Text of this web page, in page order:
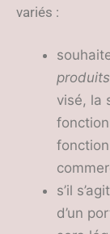
variés :
visé, la
s’il
d’un